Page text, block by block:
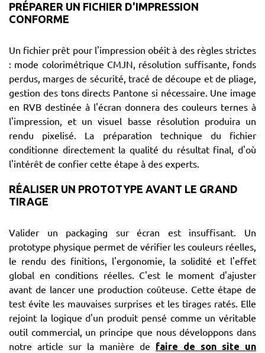
PRÉPARER UN FICHIER D'IMPRESSION
CONFORME
Un fichier prêt pour l'impression obéit à des règles strictes
: mode colorimétrique CMJN, résolution suffisante, fonds
perdus, marges de sécurité, tracé de découpe et de pliage,
gestion des tons directs Pantone si nécessaire. Une image
en RVB destinée à l'écran donnera des couleurs ternes à
l'impression, et un visuel basse résolution produira un
rendu pixelisé. La préparation technique du fichier
conditionne directement la qualité du résultat final, d'où
l'intérêt de confier cette étape à des experts.
RÉALISER UN PROTOTYPE AVANT LE GRAND
TIRAGE
Valider un packaging sur écran est insuffisant. Un
prototype physique permet de vérifier les couleurs réelles,
le rendu des finitions, l'ergonomie, la solidité et l'effet
global en conditions réelles. C'est le moment d'ajuster
avant de lancer une production coûteuse. Cette étape de
test évite les mauvaises surprises et les tirages ratés. Elle
rejoint la logique d'un produit pensé comme un véritable
outil commercial, un principe que nous développons dans
notre article sur la manière de
faire de son site un